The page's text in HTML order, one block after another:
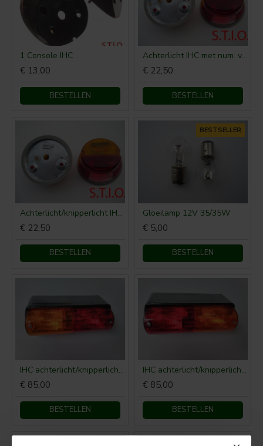
1 Console IHC
€ 13,00
BESTELLEN
Achterlicht IHC met num. verl.
€ 22,50
BESTELLEN
Achterlicht/knipperlicht IHC zonder num. verl.
€ 22,50
BESTELLEN
BESTSELLER
Gloeilamp 12V 35/35W
€ 5,00
BESTELLEN
IHC achterlicht/knipperlicht (links)
€ 85,00
BESTELLEN
IHC achterlicht/knipperlicht (rechts)
€ 85,00
BESTELLEN